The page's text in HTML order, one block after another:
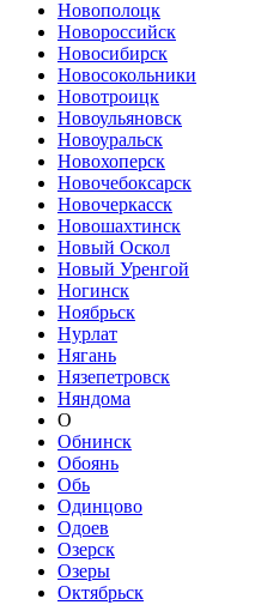
Новополоцк
Новороссийск
Новосибирск
Новосокольники
Новотроицк
Новоульяновск
Новоуральск
Новохоперск
Новочебоксарск
Новочеркасск
Новошахтинск
Новый Оскол
Новый Уренгой
Ногинск
Ноябрьск
Нурлат
Нягань
Нязепетровск
Няндома
О
Обнинск
Обоянь
Обь
Одинцово
Одоев
Озерск
Озеры
Октябрьск